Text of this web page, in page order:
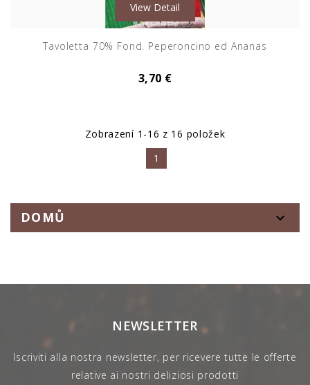
View Detail
Tavoletta 70% Fond. Peperoncino ed Ananas
3,70 €
Zobrazení 1-16 z 16 položek
1
DOMŮ 
NEWSLETTER
Iscriviti alla nostra newsletter, per ricevere tutte le offerte
relative ai nostri deliziosi prodotti